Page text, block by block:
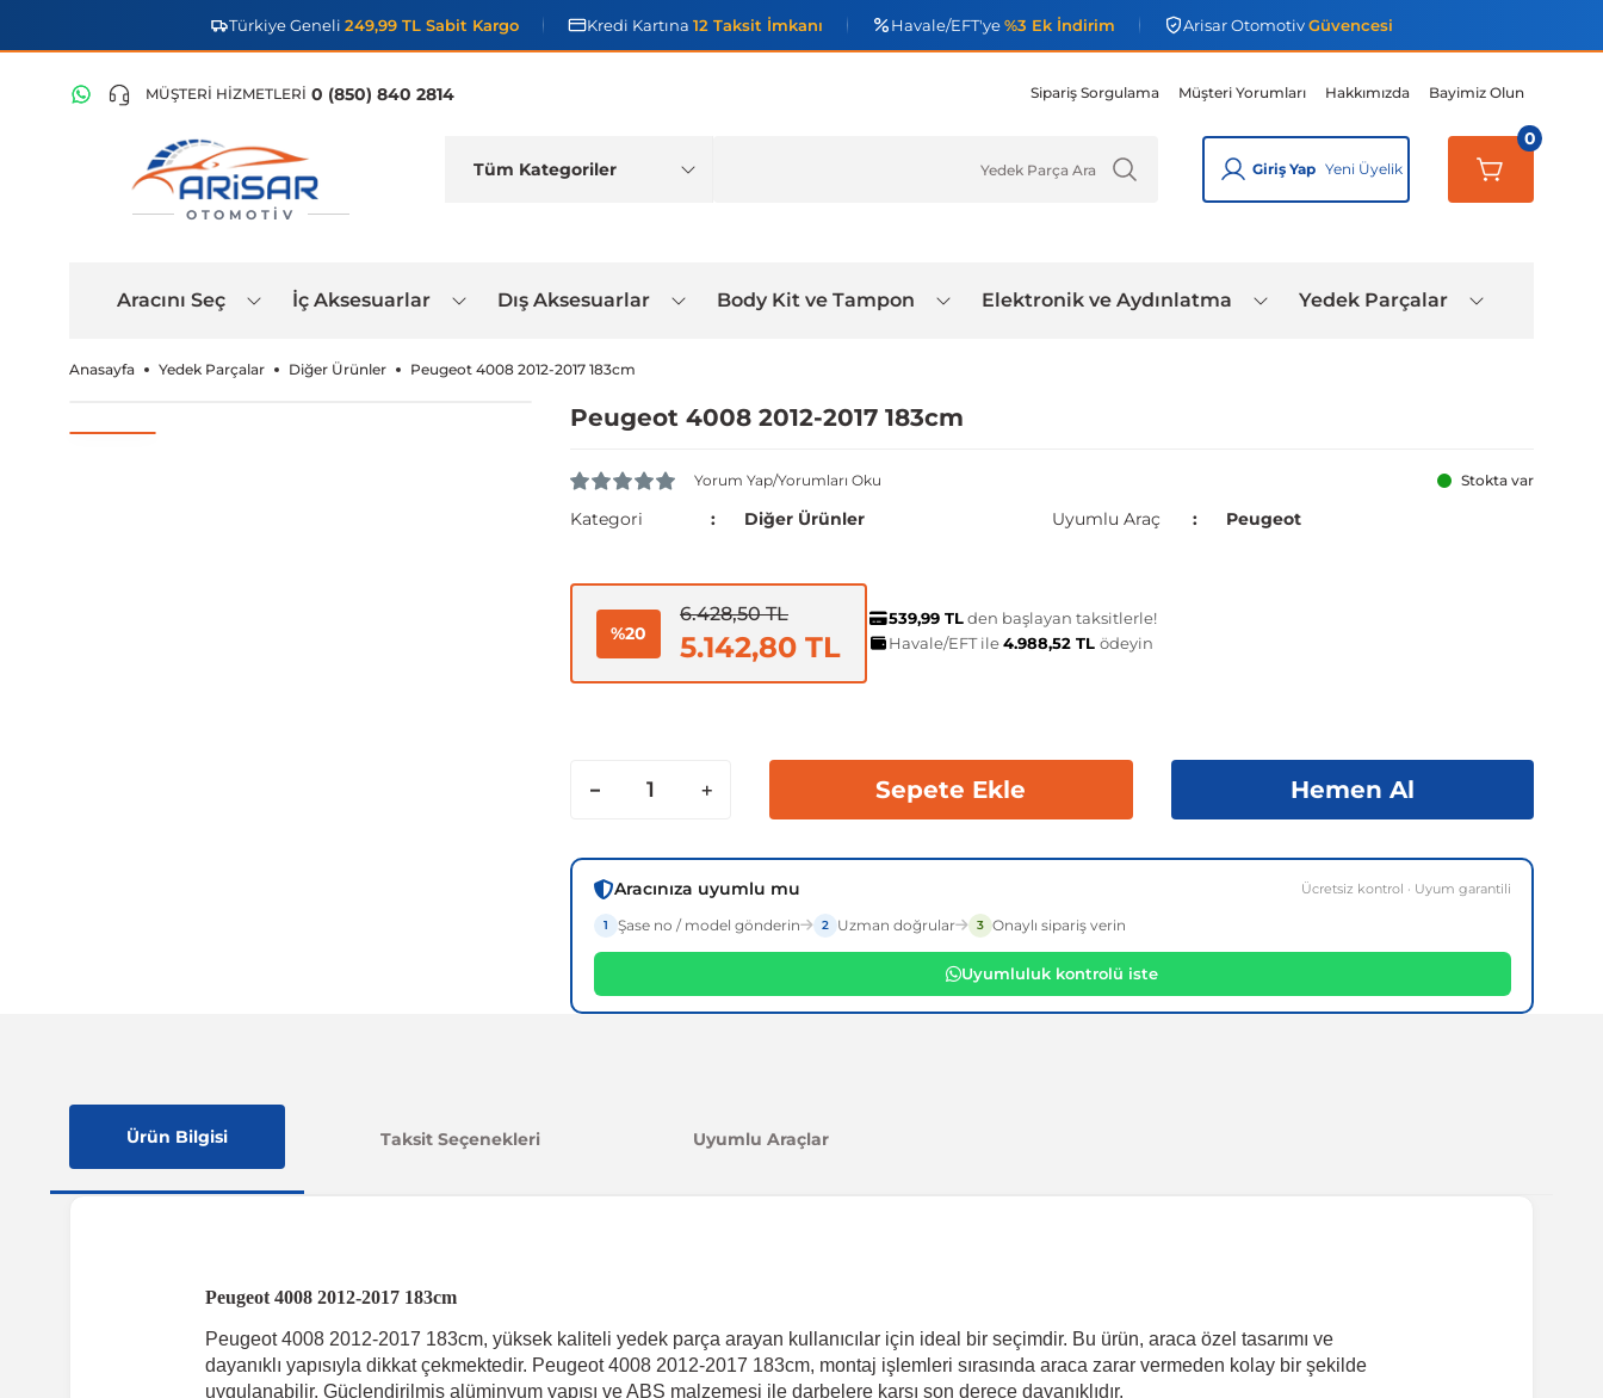
Türkiye Geneli 249,99 TL Sabit Kargo Kredi Kartına 12 Taksit İmkanı Havale/EFT'ye%3 Ek İndirim Arisar OtomotivGüvencesi
MÜŞTERİ HİZMETLERİ 0 (850) 840 2814 Sipariş Sorgulama Müşteri Yorumları Hakkımızda Bayimiz Olun
OTOMOTIV
Giriş Yap Yeni Üyelik
0
Aracını Seç İç Aksesuarlar Dış Aksesuarlar Body Kit ve Tampon Elektronik ve Aydınlatma Yedek Parçalar
Anasayfa Yedek Parçalar Diğer Ürünler Peugeot 4008 2012-2017 183cm
Peugeot 4008 2012-2017 183cm
Yorum Yap/Yorumları Oku Stokta var
Kategori Diğer Ürünler Uyumlu Araç Peugeot
%20
6.428,50 TL
5.142,80 TL
539,99 TLden başlayan taksitlerle!
Havale/EFT ile4.988,52 TL ödeyin
Sepete Ekle Hemen Al
Aracınıza uyumlu mu Ücretsiz kontrol · Uyum garantili
1 Şase no / model gönderin 2 Uzman doğrular 3 Onaylı sipariş verin
Uyumluluk kontrolü iste
Ürün Bilgisi Taksit Seçenekleri Uyumlu Araçlar
Peugeot 4008 2012-2017 183cm
Peugeot 4008 2012-2017 183cm, yüksek kaliteli yedek parça arayan kullanıcılar için ideal bir seçimdir. Bu ürün, araca özel tasarımı ve
dayanıklı yapısıyla dikkat çekmektedir. Peugeot 4008 2012-2017 183cm, montaj işlemleri sırasında araca zarar vermeden kolay bir şekilde
uygulanabilir. Güçlendirilmiş alüminyum yapısı ve ABS malzemesi ile darbelere karşı son derece dayanıklıdır.